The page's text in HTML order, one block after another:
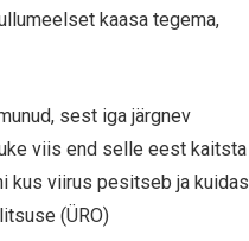
kaasa tegema,
sest iga järgnev
viis end selle eest kaitsta
kus viirus pesitseb ja kuidas
(ÜRO)